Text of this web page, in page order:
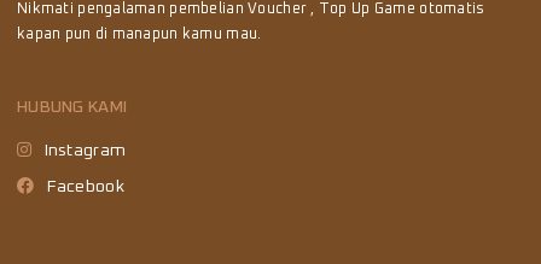
Nikmati pengalaman pembelian Voucher , Top Up Game otomatis
kapan pun di manapun kamu mau.
HUBUNG KAMI
Instagram
Facebook